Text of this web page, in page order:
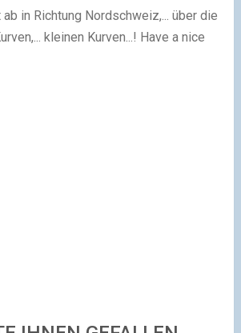
ab in Richtung Nordschweiz,... über die
kleinen Kurven...! Have a nice